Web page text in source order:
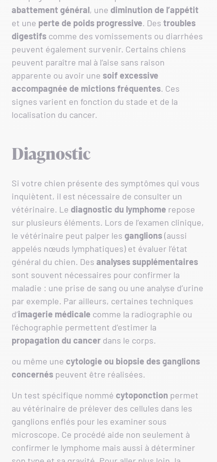
abattement général, une diminution de l’appétit
et une perte de poids progressive. Des troubles
digestifs comme des vomissements ou diarrhées
peuvent également survenir. Certains chiens
peuvent paraître mal à l’aise sans raison
apparente ou avoir une soif excessive
accompagnée de mictions fréquentes. Ces
signes varient en fonction du stade et de la
localisation du cancer.
Diagnostic
Si votre chien présente des symptômes qui vous
inquiètent, il est nécessaire de consulter un
vétérinaire. Le diagnostic du lymphome repose
sur plusieurs éléments. Lors de l’examen clinique,
le vétérinaire peut palper les ganglions(aussi
appelés nœuds lymphatiques) et évaluer l’état
général du chien. Des analyses supplémentaires
sont souvent nécessaires pour confirmer la
maladie : une prise de sang ou une analyse d’urine
par exemple. Par ailleurs, certaines techniques
d’imagerie médicale comme la radiographie ou
l’échographie permettent d’estimer la
propagation du cancer dans le corps.
ou même une cytologie ou biopsie des ganglions
concernés peuvent être réalisées.
Un test spécifique nommé cytoponction permet
au vétérinaire de prélever des cellules dans les
ganglions enflés pour les examiner sous
microscope. Ce procédé aide non seulement à
confirmer le lymphome mais aussi à déterminer